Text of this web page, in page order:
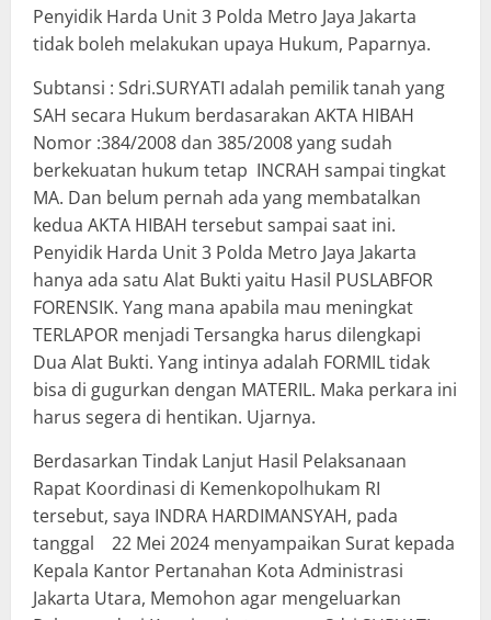
Penyidik Harda Unit 3 Polda Metro Jaya Jakarta
tidak boleh melakukan upaya Hukum, Paparnya.
Subtansi : Sdri.SURYATI adalah pemilik tanah yang
SAH secara Hukum berdasarakan AKTA HIBAH
Nomor :384/2008 dan 385/2008 yang sudah
berkekuatan hukum tetap INCRAH sampai tingkat
MA. Dan belum pernah ada yang membatalkan
kedua AKTA HIBAH tersebut sampai saat ini.
Penyidik Harda Unit 3 Polda Metro Jaya Jakarta
hanya ada satu Alat Bukti yaitu Hasil PUSLABFOR
FORENSIK. Yang mana apabila mau meningkat
TERLAPOR menjadi Tersangka harus dilengkapi
Dua Alat Bukti. Yang intinya adalah FORMIL tidak
bisa di gugurkan dengan MATERIL. Maka perkara ini
harus segera di hentikan. Ujarnya.
Berdasarkan Tindak Lanjut Hasil Pelaksanaan
Rapat Koordinasi di Kemenkopolhukam RI
tersebut, saya INDRA HARDIMANSYAH, pada
tanggal 22 Mei 2024 menyampaikan Surat kepada
Kepala Kantor Pertanahan Kota Administrasi
Jakarta Utara, Memohon agar mengeluarkan